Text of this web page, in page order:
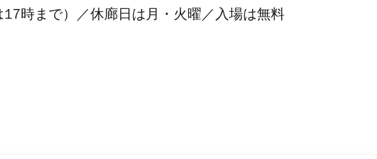
時まで）／休廊日は月・火曜／ 入場は無料